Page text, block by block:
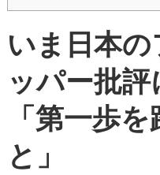
いま日本
ッパー批
「第一歩
と」